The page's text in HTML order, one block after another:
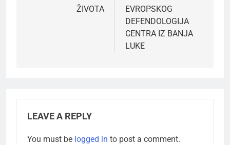
ŽIVOTA
EVROPSKOG
DEFENDOLOGIJA
CENTRA IZ BANJA
LUKE
LEAVE A REPLY
You must be logged in to post a comment.